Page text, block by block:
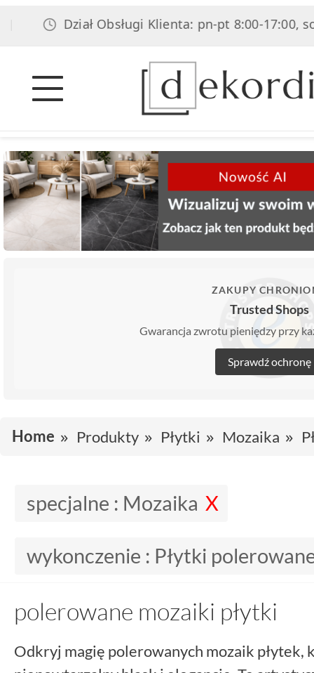
Dział Obsługi Klienta: pn-pt 8:00-17:00, sob 8:00-
ZAKUPY
Trusted Shops
Gwarancja zwrotu pieniędzy przy
Sprawdź ochronę
Home Produkty Płytki Mozaika
specjalne : Mozaika
wykonczenie : Płytki
polerowane mozaiki płytki
Odkryj magię polerowanych mozaik